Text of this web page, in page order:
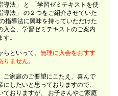
導法」 と 「学習ゼミテキストを使
導法」 の２つをご紹介させていた
指導法に興味を持っていただけた
入会、学習ゼミテキストのご案内
。
といって、 無理に入会をおすす
りません。
ご家庭のご要望にこたえ、喜んで
にしたいと思っておりますので、
ておりますが、 お子さんやご家庭